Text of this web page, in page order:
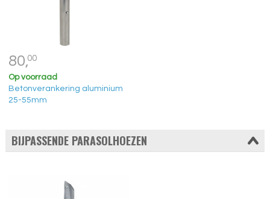
80,00
Op voorraad
Betonverankering aluminium
25-55mm
BIJPASSENDE PARASOLHOEZEN